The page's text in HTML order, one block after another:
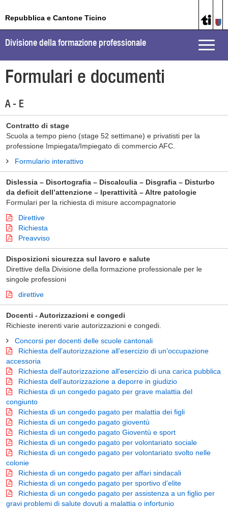
Repubblica e Cantone Ticino
Toggle
Divisione della formazione professionale
Formulari e documenti
A - E
Contratto di stage
Scuola a tempo pieno (stage 52 settimane) e privatisti per la
professione Impiegata/Impiegato di commercio AFC.
Formulario interattivo
Dislessia – Disortografia – Discalculia – Disgrafia – Disturbo
da deficit dell’attenzione – Iperattività – Altre patologie
Formulari per la richiesta di misure accompagnatorie
Direttive
Richiesta
Preavviso
Disposizioni sicurezza sul lavoro e salute
Direttive della Divisione della formazione professionale per le
singole professioni
direttive
Docenti - Autorizzazioni e congedi
Richieste inerenti varie autorizzazioni e congedi.
Concorsi per docenti delle scuole cantonali
Richiesta dell’autorizzazione all’esercizio di un’occupazione
accessoria
Richiesta dell'autorizzazione all'esercizio di una carica pubblica
Richiesta dell’autorizzazione a deporre in giudizio
Richiesta di un congedo pagato per grave malattia del
congiunto
Richiesta di un congedo pagato per malattia dei figli
Richiesta di un congedo pagato gioventù
Richiesta di un congedo pagato Gioventù e sport
Richiesta di un congedo pagato per volontariato sociale
Richiesta di un congedo pagato per volontariato svolto nelle
colonie
Richiesta di un congedo pagato per affari sindacali
Richiesta di un congedo pagato per sportivo d’elite
Richiesta di un congedo pagato per assistenza a un figlio per
gravi problemi di salute dovuti a malattia o infortunio